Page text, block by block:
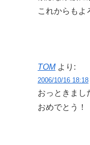
これからもよ
TOM より:
2006/10/16 18:18
おっときまし
おめでとう